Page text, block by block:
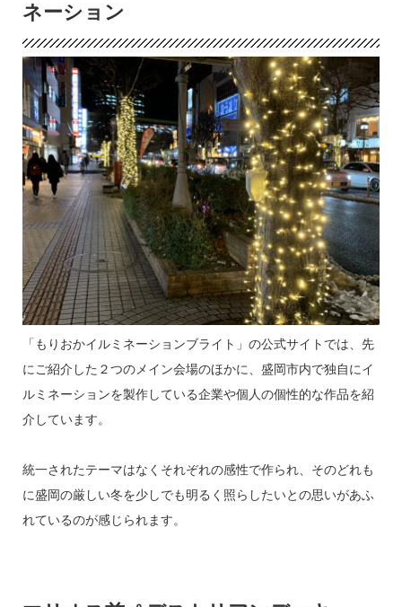
ネーション
「もりおかイルミネーションブライト」の公式サイトでは、先
にご紹介した２つのメイン会場のほかに、盛岡市内で独自にイ
ルミネーションを製作している企業や個人の個性的な作品を紹
介しています。
統一されたテーマはなくそれぞれの感性で作られ、そのどれも
に盛岡の厳しい冬を少しでも明るく照らしたいとの思いがあふ
れているのが感じられます。